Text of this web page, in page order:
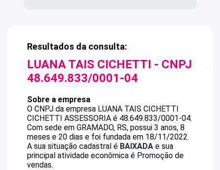
Resultados da consulta:
LUANA TAIS CICHETTI - CNPJ
48.649.833/0001-04
Sobre a empresa
O CNPJ da empresa LUANA TAIS CICHETTI
CICHETTI ASSESSORIA é 48.649.833/0001-04.
Com sede em GRAMADO, RS, possui 3 anos, 8
meses e 20 dias e foi fundada em 18/11/2022.
A sua situação cadastral é BAIXADA e sua
principal atividade econômica é Promoção de
vendas.